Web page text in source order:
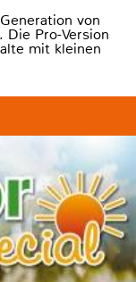
von
Pro-Version
mit kleinen